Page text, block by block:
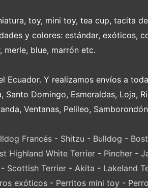
toy, mini toy, tea cup, tacita
y colores: estándar, exóticos,
merle, blue, marrón etc.
Y realizamos envíos a
Domingo, Esmeraldas, Loja,
Ventanas, Pelileo,
Francés - Shitzu - Bulldog -
Highland White Terrier- Pincher-
- Scottish Terrier- Akita - Lakeland
exóticos- Perritos mini toy-